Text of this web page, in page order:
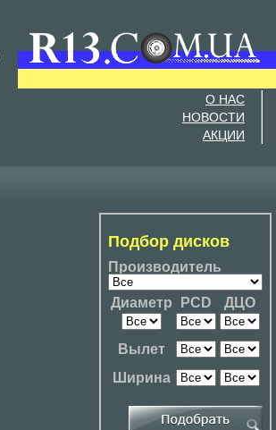
О НАС
НОВОСТИ
АКЦИИ
Подбор дисков
Производитель
Диаметр PCD ДЦО
Вылет
Ширина